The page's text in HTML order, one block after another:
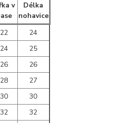
v
Délka
nohavice
22
24
24
25
26
26
28
27
30
30
32
32